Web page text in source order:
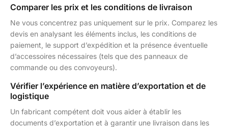
Comparer les prix et les conditions de livraison
Ne vous concentrez pas uniquement sur le prix. Comparez les
devis en analysant les éléments inclus, les conditions de
paiement, le support d’expédition et la présence éventuelle
d’accessoires nécessaires (tels que des panneaux de
commande ou des convoyeurs).
Vérifier l’expérience en matière d’exportation et de
logistique
Un fabricant compétent doit vous aider à établir les
documents d’exportation et à garantir une livraison dans les